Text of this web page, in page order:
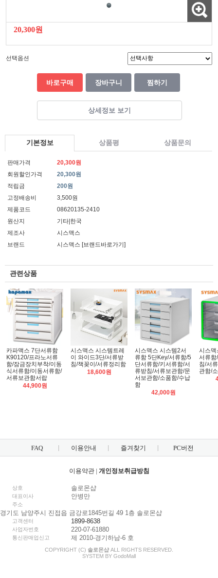
20,300원
선택옵션
바로구매 장바구니 찜하기
상세정보 보기
기본정보 상품평 상품문의
판매가격
20,300원
회원할인가격
20,300원
적립금
200원
고정배송비
3,500원
제품코드
08620135-2410
원산지
기타|한국
제조사
시스맥스
브랜드
시스맥스 [브랜드바로가기]
관련상품
카파맥스 7단서류함
K90120/프라노서류
함/잠금장치부착/이동
식서류함/이동서류함/
서류보관함서랍
44,900원
시스맥스 시스템트레
이 와이드3단/서류받
침/책꽂이/서류정리함
18,600원
시스맥스 시스템2서
류함 5단Key/서류함/5
단서류함/키서류함/서
류받침/서류보관함/문
서보관함/소품함/수납
함
42,000원
시스맥
서류함
침/서
관함/
FAQ 이용안내 즐겨찾기 PC버전
이용약관| 개인정보취급방침
상호 솔로몬샵
대표이사 안병만
주소
경기도 남양주시 진접읍 금강로1845번길 49 1층 솔로몬샵
고객센터 1899-8638
사업자번호 220-07-61880
통신판매업신고 제 2010-경기하남-6 호
COPYRIGHT (C) 솔로몬샵 ALL RIGHTS RESERVED.
SYSTEM BY GodoMall